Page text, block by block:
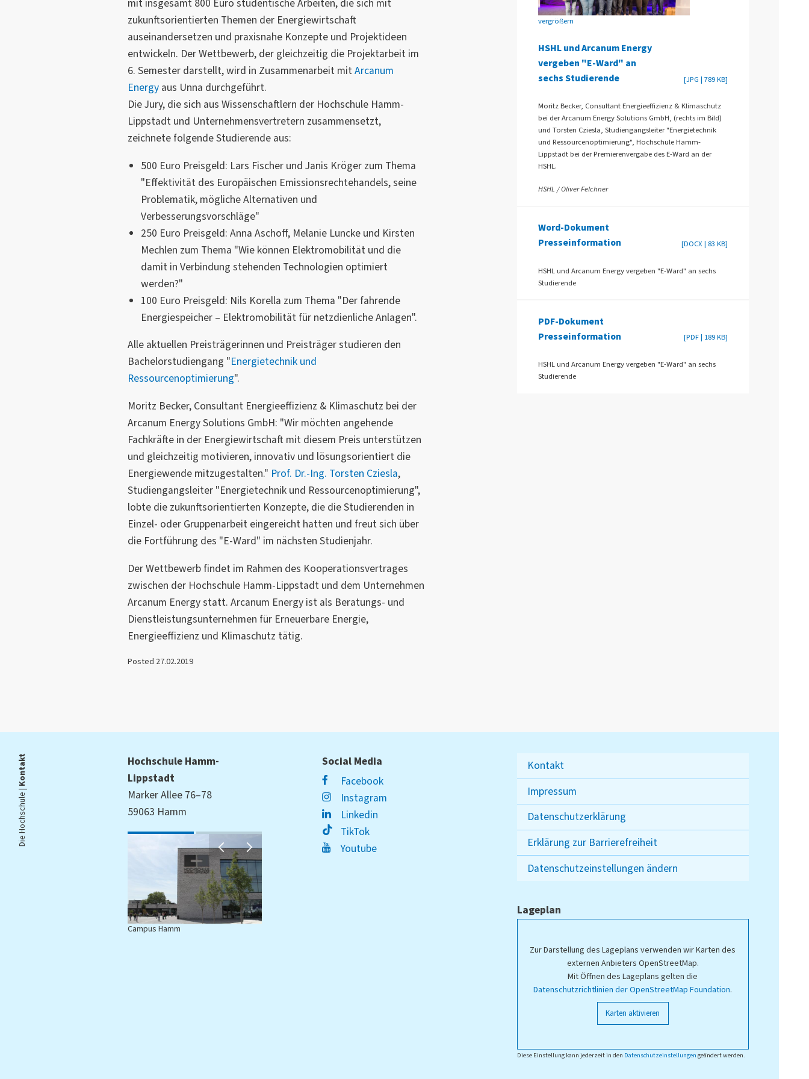
mit insgesamt 800 Euro studentische Arbeiten, die sich mit
zukunftsorientierten Themen der Energiewirtschaft
auseinandersetzen und praxisnahe Konzepte und Projektideen
entwickeln. Der Wettbewerb, der gleichzeitig die Projektarbeit im
6. Semester darstellt, wird in Zusammenarbeit mitArcanum
Energyaus Unna durchgeführt.
Die Jury, die sich aus Wissenschaftlern der Hochschule Hamm-
Lippstadt und Unternehmensvertretern zusammensetzt,
zeichnete folgende Studierende aus:
500 Euro Preisgeld: Lars Fischer und Janis Kröger zum Thema
"Effektivität des Europäischen Emissionsrechtehandels, seine
Problematik, mögliche Alternativen und
Verbesserungsvorschläge"
250 Euro Preisgeld: Anna Aschoff, Melanie Luncke und Kirsten
Mechlen zum Thema "Wie können Elektromobilität und die
damit in Verbindung stehenden Technologien optimiert
werden?"
100 Euro Preisgeld: Nils Korella zum Thema "Der fahrende
Energiespeicher – Elektromobilität für netzdienliche Anlagen".
Alle aktuellen Preisträgerinnen und Preisträger studieren den
Bachelorstudiengang "Energietechnik und
Ressourcenoptimierung".
Moritz Becker, Consultant Energieeffizienz & Klimaschutz bei der
Arcanum Energy Solutions GmbH: "Wir möchten angehende
Fachkräfte in der Energiewirtschaft mit diesem Preis unterstützen
und gleichzeitig motivieren, innovativ und lösungsorientiert die
Energiewende mitzugestalten." Prof. Dr.-Ing. Torsten Cziesla,
Studiengangsleiter "Energietechnik und Ressourcenoptimierung",
lobte die zukunftsorientierten Konzepte, die die Studierenden in
Einzel- oder Gruppenarbeit eingereicht hatten und freut sich über
die Fortführung des "E-Ward" im nächsten Studienjahr.
Der Wettbewerb findet im Rahmen des Kooperationsvertrages
zwischen der Hochschule Hamm-Lippstadt und dem Unternehmen
Arcanum Energy statt. Arcanum Energy ist als Beratungs- und
Dienstleistungsunternehmen für Erneuerbare Energie,
Energieeffizienz und Klimaschutz tätig.
Posted 27.02.2019
vergrößern
HSHL und Arcanum Energy
vergeben "E-Ward" an
sechs Studierende
[JPG | 789 KB]
Moritz Becker, Consultant Energieeffizienz & Klimaschutz
bei der Arcanum Energy Solutions GmbH, (rechts im Bild)
und Torsten Cziesla, Studiengangsleiter "Energietechnik
und Ressourcenoptimierung", Hochschule Hamm-
Lippstadt bei der Premierenvergabe des E-Ward an der
HSHL.
HSHL / Oliver Felchner
Word-Dokument
Presseinformation
[DOCX | 83 KB]
HSHL und Arcanum Energy vergeben "E-Ward" an sechs
Studierende
PDF-Dokument
Presseinformation
[PDF | 189 KB]
HSHL und Arcanum Energy vergeben "E-Ward" an sechs
Studierende
Die Hochschule |
Kontakt
Hochschule Hamm-
Lippstadt
Marker Allee 76–78
59063 Hamm
Campus Hamm
Social Media
Facebook
Instagram
Linkedin
TikTok
Youtube
Kontakt
Impressum
Datenschutzerklärung
Erklärung zur Barrierefreiheit
Datenschutzeinstellungen ändern
Lageplan
Zur Darstellung des Lageplans verwenden wir Karten des
externen Anbieters OpenStreetMap.
Mit Öffnen des Lageplans gelten die
Datenschutzrichtlinien der OpenStreetMap Foundation.
Karten aktivieren
Diese Einstellung kann jederzeit in den Datenschutzeinstellungen geändert werden.